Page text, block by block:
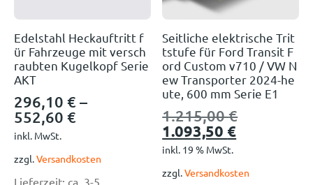
Edelstahl Heckauftritt f
ür Fahrzeuge mit versch
raubten Kugelkopf Serie
AKT
296,10 € –
552,60 €
inkl. MwSt.
zzgl.Versandkosten
Lieferzeit: ca. 3-5
Seitliche elektrische Trit
tstufe für Ford Transit F
ord Custom v710 / VW N
ew Transporter 2024-he
ute, 600 mm Serie E1
1.215,00€
1.093,50 €
inkl. 19 % MwSt.
zzgl.Versandkosten